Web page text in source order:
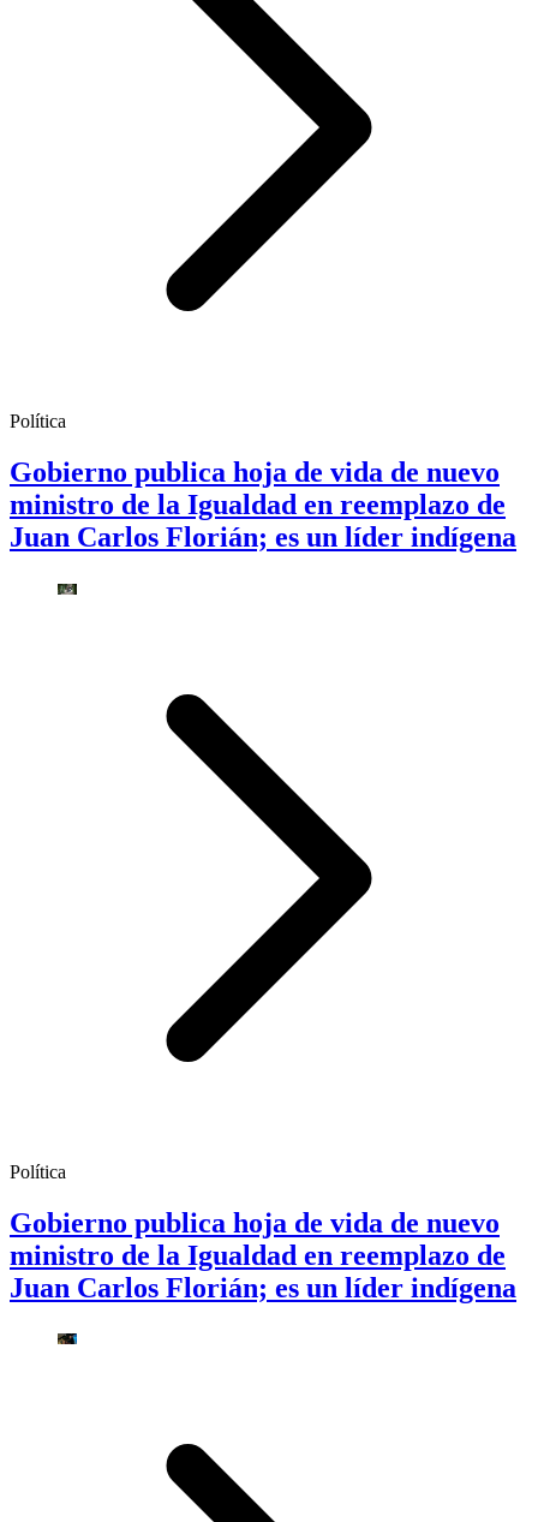
Política
Gobierno publica hoja de vida de nuevo
ministro de la Igualdad en reemplazo de
Juan Carlos Florián; es un líder indígena
Política
Gobierno publica hoja de vida de nuevo
ministro de la Igualdad en reemplazo de
Juan Carlos Florián; es un líder indígena